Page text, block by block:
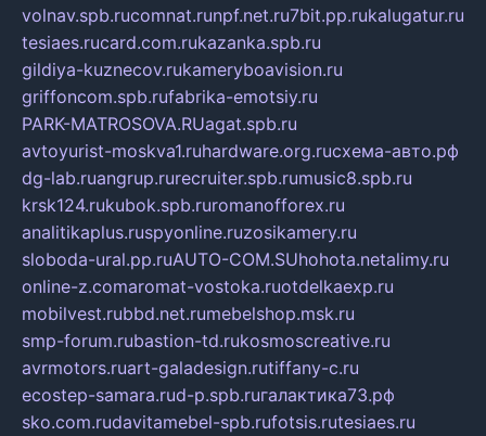
volnav.spb.rucomnat.runpf.net.ru7bit.pp.rukalugatur.ru
tesiaes.rucard.com.rukazanka.spb.ru
gildiya-kuznecov.rukameryboavision.ru
griffoncom.spb.rufabrika-emotsiy.ru
PARK-MATROSOVA.RUagat.spb.ru
avtoyurist-moskva1.ruhardware.org.ruсхема-авто.рф
dg-lab.ruangrup.rurecruiter.spb.rumusic8.spb.ru
krsk124.rukubok.spb.ruromanofforex.ru
analitikaplus.ruspyonline.ruzosikamery.ru
sloboda-ural.pp.ruAUTO-COM.SUhohota.netalimy.ru
online-z.comaromat-vostoka.ruotdelkaexp.ru
mobilvest.rubbd.net.rumebelshop.msk.ru
smp-forum.rubastion-td.rukosmoscreative.ru
avrmotors.ruart-galadesign.rutiffany-c.ru
ecostep-samara.rud-p.spb.ruгалактика73.рф
sko.com.rudavitamebel-spb.rufotsis.rutesiaes.ru